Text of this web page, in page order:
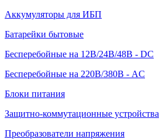
Аккумуляторы для ИБП
Батарейки бытовые
Бесперебойные на 12В/24В/48В - DC
Бесперебойные на 220В/380В - AC
Блоки питания
Защитно-коммутационные устройства
Преобразователи напряжения